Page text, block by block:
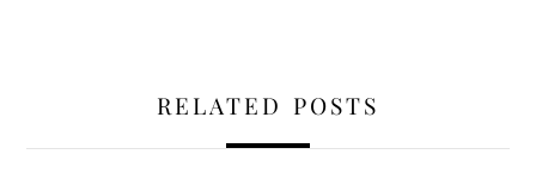
RELATED POSTS